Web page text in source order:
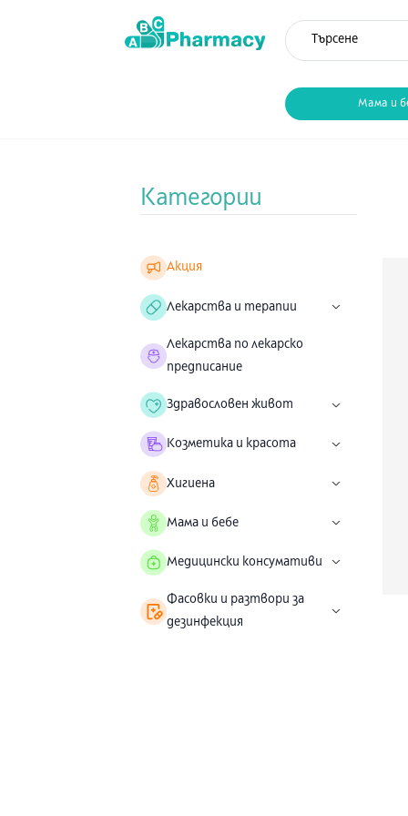
Мама и
Категории
Акция
Лекарства и терапии
Лекарства по лекарско
предписание
Здравословен живот
Козметика и красота
Хигиена
Мама и бебе
Медицински консумативи
Фасовки и разтвори за
дезинфекция